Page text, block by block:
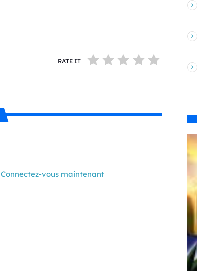
RATE IT
Connectez-vous maintenant